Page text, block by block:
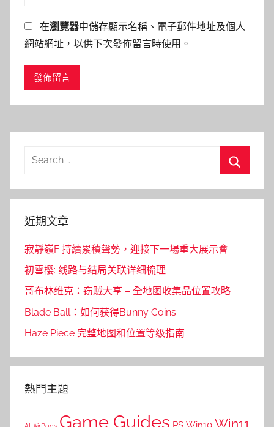
在瀏覽器中儲存顯示名稱、電子郵件地址及個人
網站網址，以供下次發佈留言時使用。
Search
近期文章
寂靜嶺F 持續累積聲勢，迎接下一場重大展示會
初雪樱: 线路与结局关联详细梳理
哥布林维克：窃贼大亨 – 全地图收集品位置攻略
Blade Ball：如何获得Bunny Coins
Haze Piece 完整地图和位置等级指南
熱門主題
Game Guides PS Win11